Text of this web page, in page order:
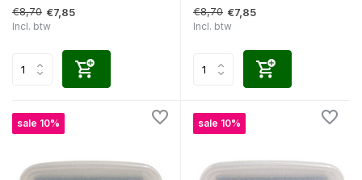
€8,70 €7,85
Incl. btw
€8,70 €7,85
Incl. btw
sale 10% sale 10%